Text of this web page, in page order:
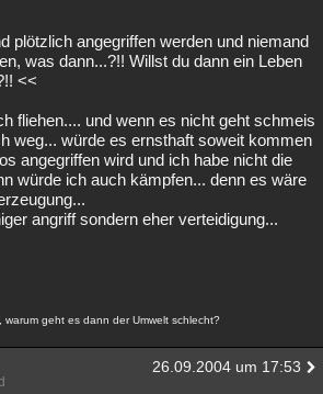
plötzlich angegriffen werden und niemand
was dann...?!! Willst du dann ein Leben
<<
fliehen.... und wenn es nicht geht schmeis
weg... würde es ernsthaft soweit kommen
angegriffen wird und ich habe nicht die
würde ich auch kämpfen... denn es wäre
angriff sondern eher verteidigung...
geht es dann der Umwelt schlecht?
26.09.2004 um 17:53